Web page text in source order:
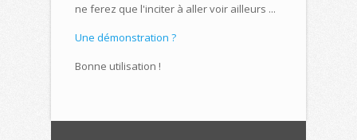
ne ferez que l'inciter à aller voir ailleurs ...
Une démonstration ?
Bonne utilisation !